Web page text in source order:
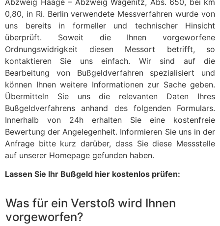
0,80, in Ri. Berlin verwendete Messverfahren wurde von
uns bereits in formeller und technischer Hinsicht
überprüft. Soweit die Ihnen vorgeworfene
Ordnungswidrigkeit diesen Messort betrifft, so
kontaktieren Sie uns einfach. Wir sind auf die
Bearbeitung von Bußgeldverfahren spezialisiert und
können Ihnen weitere Informationen zur Sache geben.
Übermitteln Sie uns die relevanten Daten Ihres
Bußgeldverfahrens anhand des folgenden Formulars.
Innerhalb von 24h erhalten Sie eine kostenfreie
Bewertung der Angelegenheit. Informieren Sie uns in der
Anfrage bitte kurz darüber, dass Sie diese Messstelle
auf unserer Homepage gefunden haben.
Lassen Sie Ihr Bußgeld hier kostenlos prüfen:
Was für ein Verstoß wird Ihnen
vorgeworfen?